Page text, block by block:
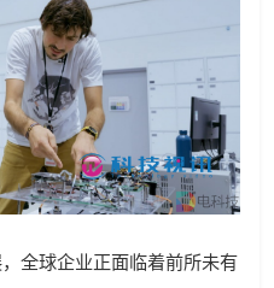
全球企业正面临着前所未有